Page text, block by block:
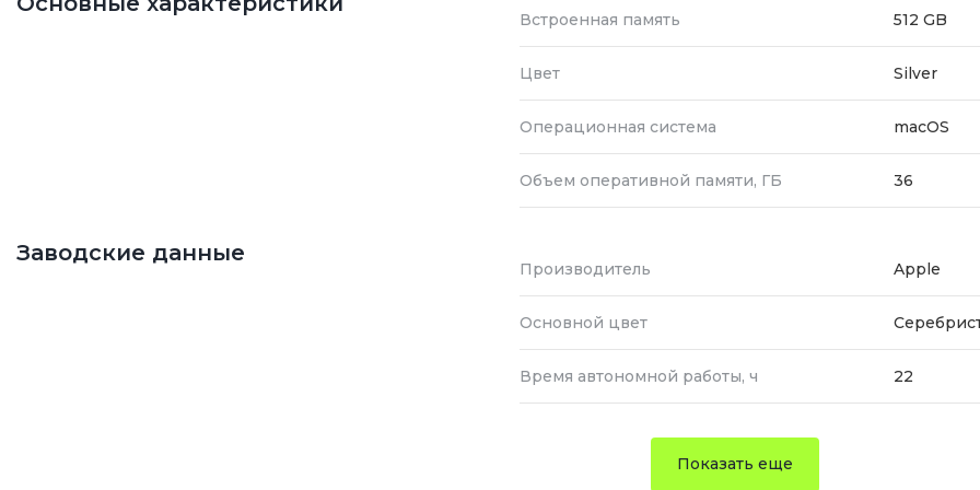
Встроенная память 512 GB
Цвет Silver
Операционная система macOS
Объем оперативной памяти, ГБ 36
Заводские данные
Производитель Apple
Основной цвет
Время автономной работы, ч 22
Показать еще